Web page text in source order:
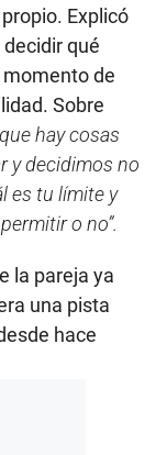
Explicó
qué
de
Sobre
hay cosas
y decidimos no
es tu límite y
o no”.
la pareja ya
una pista
hace